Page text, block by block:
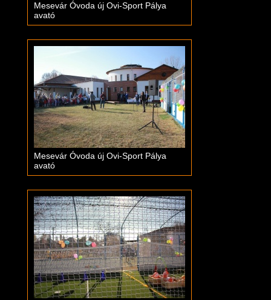
Mesevár Óvoda új Ovi-Sport Pálya
avató
Mesevár Óvoda új Ovi-Sport Pálya
avató